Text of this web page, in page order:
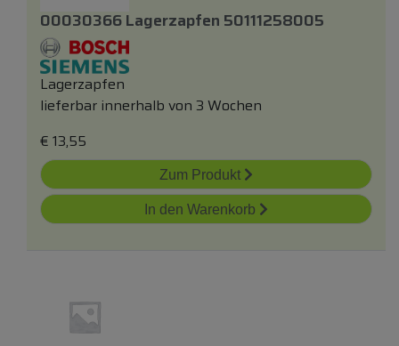
00030366 Lagerzapfen 50111258005
Lagerzapfen
lieferbar innerhalb von 3 Wochen
€ 13,55
Zum Produkt
In den Warenkorb